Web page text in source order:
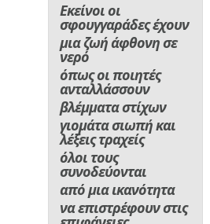
Εκείνοι οι
σφουγγαράδες έχουν
μια ζωή άφθονη σε
νερό
όπως οι ποιητές
ανταλλάσσουν
βλέμματα στίχων
γιομάτα σιωπή και
λέξεις τραχείς
όλοι τους
συνοδεύονται
από μια ικανότητα
να επιστρέφουν στις